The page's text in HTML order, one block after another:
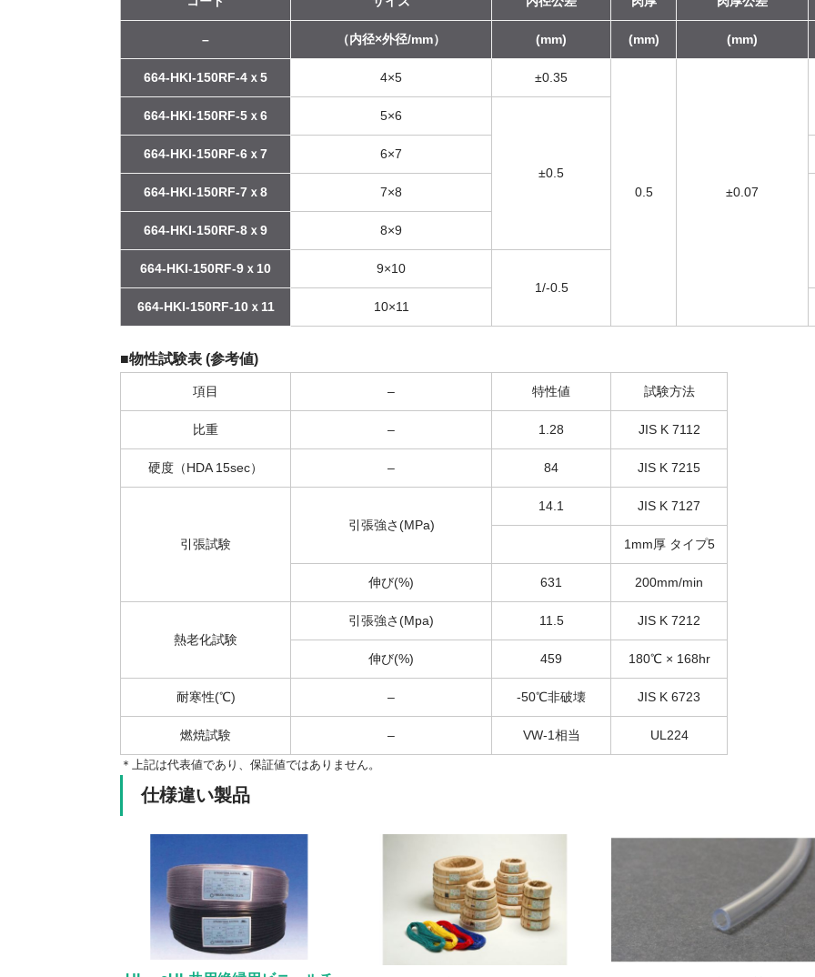
– （内径×外径/mm） (mm) (mm) (mm)
664-HKI-150RF-4ｘ5 4×5 ±0.35
0.5 ±0.07
664-HKI-150RF-5ｘ6
5×6
±0.5
664-HKI-150RF-6ｘ7 6×7
664-HKI-150RF-7ｘ8 7×8
664-HKI-150RF-8ｘ9 8×9
664-HKI-150RF-9ｘ10
9×10
1/-0.5
664-HKI-150RF-10ｘ11
10×11
■物性試験表 (参考値)
項目 – 特性値 試験方法
比重 – 1.28 JIS K 7112
硬度（HDA 15sec） – 84 JIS K 7215
引張試験
引張強さ(MPa)
14.1 JIS K 7127
1mm厚 タイプ5
伸び(%) 631 200mm/min
熱老化試験
引張強さ(Mpa) 11.5 JIS K 7212
伸び(%) 459 180℃ × 168hr
耐寒性(℃) – -50℃非破壊 JIS K 6723
燃焼試験 – VW-1相当 UL224
＊上記は代表値であり、保証値ではありません。
仕様違い製品